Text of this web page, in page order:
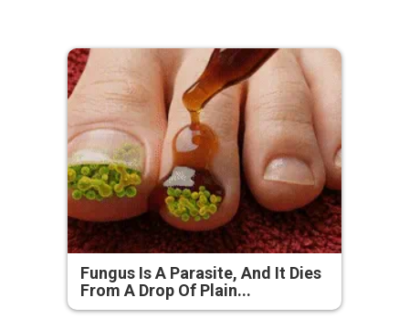
Fungus Is A Parasite, And It Dies
From A Drop Of Plain...